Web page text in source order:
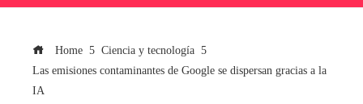
Home
Ciencia y tecnología
Las emisiones contaminantes de Google se dispersan gracias a la
IA